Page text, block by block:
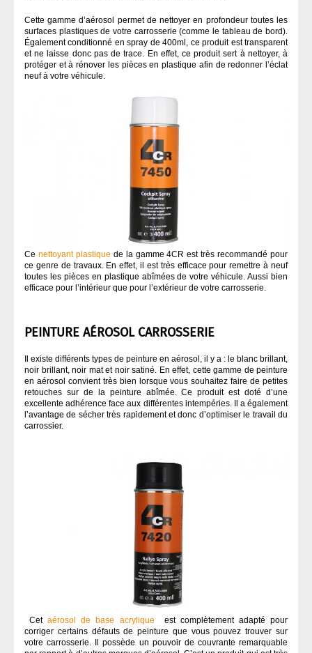
Cette gamme d’aérosol permet de nettoyer en profondeur toutes les
surfaces plastiques de votre carrosserie (comme le tableau de bord).
Également conditionné en spray de 400ml, ce produit est transparent
et ne laisse donc pas de trace. En effet, ce produit sert à nettoyer, à
protéger et à rénover les pièces en plastique afin de redonner l’éclat
neuf à votre véhicule.
Ce nettoyant plastique de la gamme 4CR est très recommandé pour
ce genre de travaux. En effet, il est très efficace pour remettre à neuf
toutes les pièces en plastique abîmées de votre véhicule. Aussi bien
efficace pour l’intérieur que pour l’extérieur de votre carrosserie.
PEINTURE AÉROSOL CARROSSERIE
Il existe différents types de peinture en aérosol, il y a : le blanc brillant,
noir brillant, noir mat et noir satiné. En effet, cette gamme de peinture
en aérosol convient très bien lorsque vous souhaitez faire de petites
retouches sur de la peinture abîmée. Ce produit est doté d’une
excellente adhérence face aux différentes intempéries. Il a également
l’avantage de sécher très rapidement et donc d’optimiser le travail du
carrossier.
Cetaérosol de base acrylique est complètement adapté pour
corriger certains défauts de peinture que vous pouvez trouver sur
votre carrosserie. Il possède un pouvoir de couvrante remarquable